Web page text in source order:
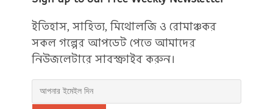
ইতিহাস, সাহিত্য, মিথোলজি ও রোমাঞ্চকর
সকল গল্পের আপডেট পেতে আমাদের
নিউজলেটারে সাবস্ক্রাইব করুন।